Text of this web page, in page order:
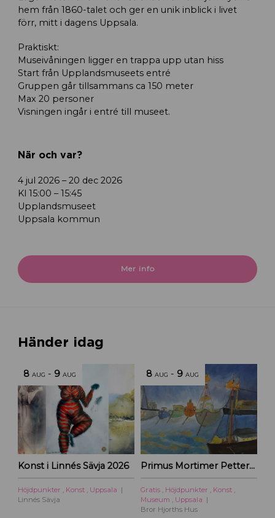
hem från 1860-talet och ger en unik inblick i livet
förr, mitt i dagens Uppsala.
Praktiskt:
Museivåningen ligger en trappa upp utan hiss
Start från Upplandsmuseets entré
Gruppen går tillsammans ca 150 meter
Max 20 personer
Visningen ingår i entré till museet.
När och var?
4 jul 2026 – 20 dec 2026
Kl 15:00 – 15:45
Upplandsmuseet
Uppsala kommun
Mer info
Händer idag
8 AUG - 9 AUG
Konst i Linnés Sävja 2026
Höjdpunkter , Konst , Uppsala
Linnés Sävja
8 AUG - 9 AUG
Primus Mortimer Pettersson
Gratis , Höjdpunkter , Konst ,
Museum , Uppsala
Bror Hjorths Hus